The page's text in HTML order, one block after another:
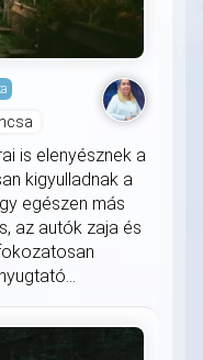
is elenyésznek a
kigyulladnak a
egészen más
az autók zaja és